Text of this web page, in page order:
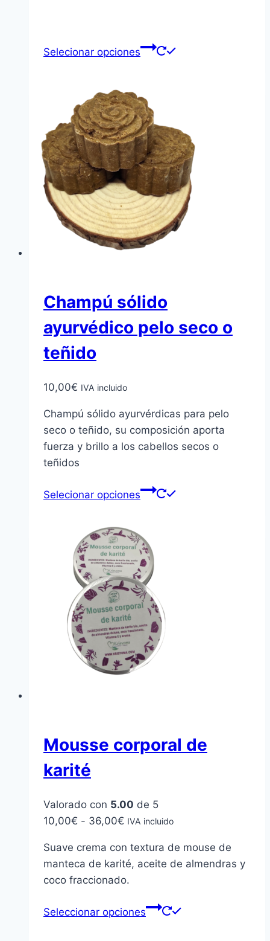
Selecionar opciones
Champú sólido
ayurvédico pelo seco o
teñido
10,00€ IVA incluido
Champú sólido ayurvérdicas para pelo
seco o teñido, su composición aporta
fuerza y brillo a los cabellos secos o
teñidos
Selecionar opciones
Mousse corporal de
karité
Valorado con 5.00 de 5
10,00€ - 36,00€ Rango
precios:
desde
10,00€
36,00€
IVA incluido
Suave crema con textura de mouse de
manteca de karité, aceite de almendras y
coco fraccionado.
Seleccionar opciones
Este